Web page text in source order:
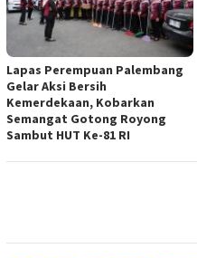
Lapas Perempuan Palembang
Gelar Aksi Bersih
Kemerdekaan, Kobarkan
Semangat Gotong Royong
Sambut HUT Ke-81 RI